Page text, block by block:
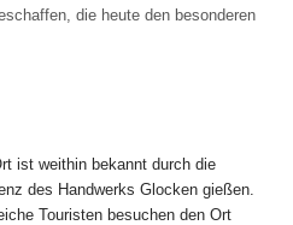
die heute den besonderen
ist weithin bekannt durch die
des Handwerks Glocken gießen.
Touristen besuchen den Ort